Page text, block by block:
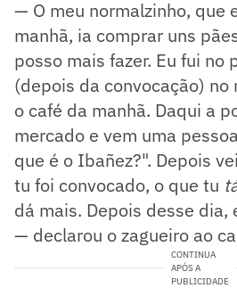
— O meu normalzinho, que
manhã, ia comprar uns
posso mais fazer. Eu fui no
(depois da convocação)
o café da manhã. Daqui a
mercado e vem uma
que é o Ibañez?". Depois
tu foi convocado, o que tu
dá mais. Depois desse dia,
— declarou o zagueiro ao
CONTINUA
APÓS A
PUBLICIDADE